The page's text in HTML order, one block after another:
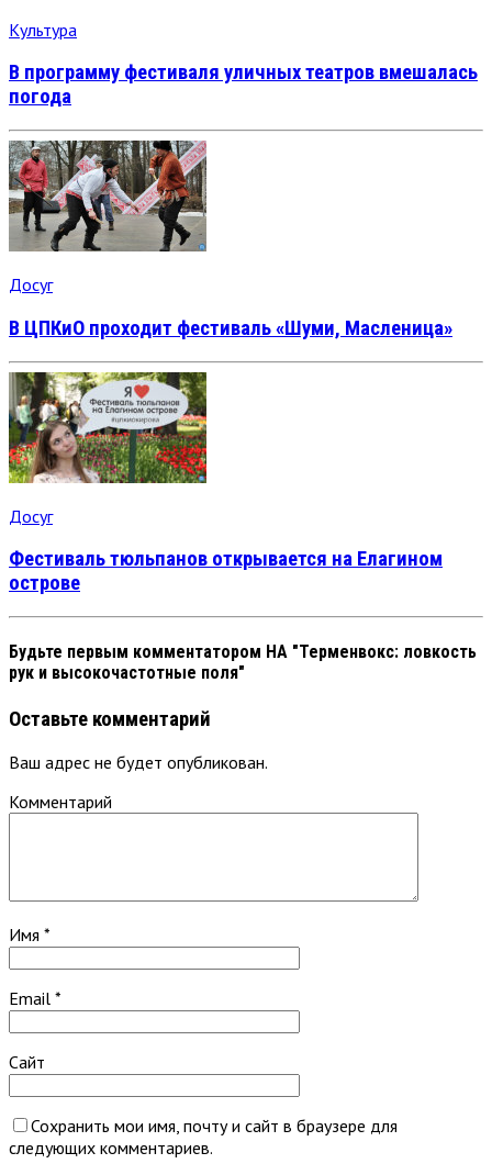
Культура
В программу фестиваля уличных театров вмешалась
погода
Досуг
В ЦПКиО проходит фестиваль «Шуми, Масленица»
Досуг
Фестиваль тюльпанов открывается на Елагином
острове
Будьте первым комментатором НА "Терменвокс: ловкость
рук и высокочастотные поля"
Оставьте комментарий
Ваш адрес не будет опубликован.
Комментарий
Имя *
Email *
Сайт
Сохранить мои имя, почту и сайт в браузере для
следующих комментариев.